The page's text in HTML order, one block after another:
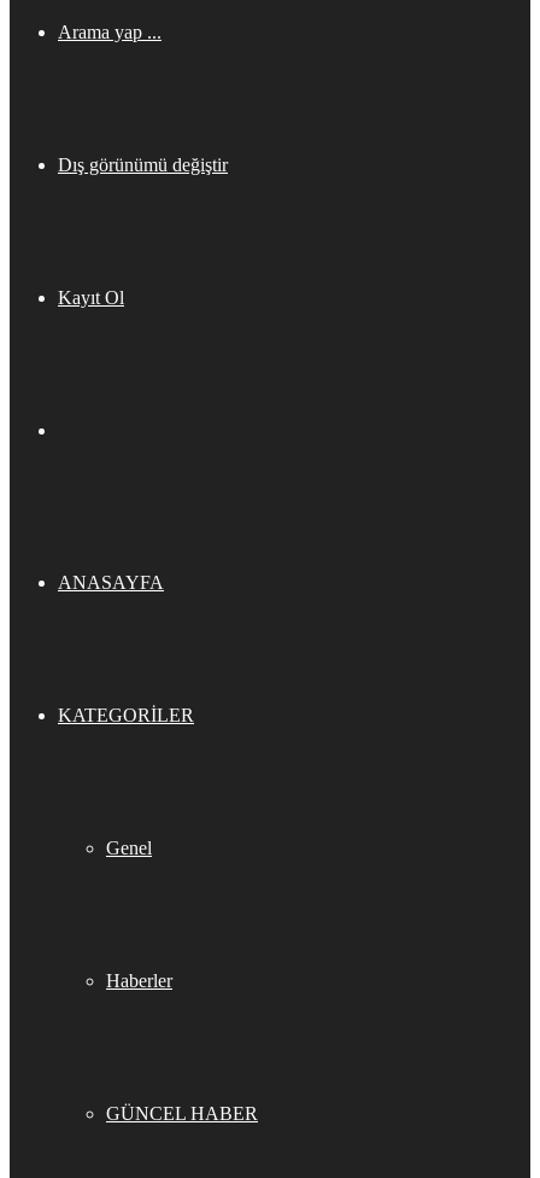
Arama yap ...
Dış görünümü değiştir
Kayıt Ol
ANASAYFA
KATEGORILER
Genel
Haberler
GÜNCEL HABER